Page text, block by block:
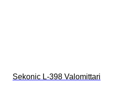
Sekonic L-398 Valomittari